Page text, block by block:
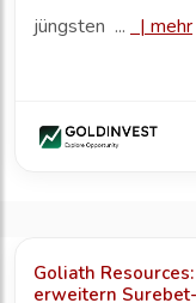
jüngsten ...
| mehr
Goliath
erweitern